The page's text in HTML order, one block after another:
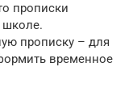
прописки
школе.
прописку – для
временное